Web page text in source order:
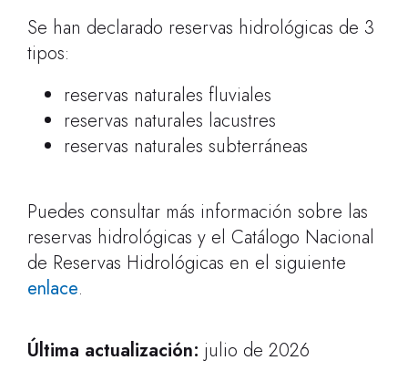
Se han declarado reservas hidrológicas de 3
tipos:
reservas naturales fluviales
reservas naturales lacustres
reservas naturales subterráneas
Puedes consultar más información sobre las
reservas hidrológicas y el Catálogo Nacional
de Reservas Hidrológicas en el siguiente
enlace.
Última actualización: julio de 2026